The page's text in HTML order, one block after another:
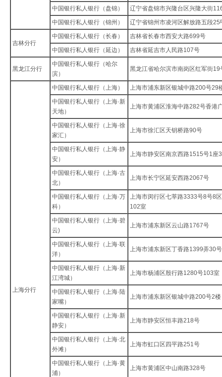
中国银行私人银行（盘锦）
辽宁省盘锦市兴隆台区兴隆大街
中国银行私人银行（锦州）
辽宁省锦州市凌河区解放路五段25
吉林分行
中国银行私人银行（长春）
吉林省长春市西安大路699号
中国银行私人银行（延边）
吉林省延吉市人民路107号
黑龙江分行
中国银行私人银行（哈尔
滨）
黑龙江省哈尔滨市南岗区红军街19
上海分行
中国银行私人银行（上海）
上海市浦东新区银城中路200号29
中国银行私人银行（上海·新
天地）
上海市黄浦区淮海中路282号香港
中国银行私人银行（上海·徐
家汇）
上海市徐汇区天钥桥路90号
中国银行私人银行（上海·静
安）
上海市静安区南京西路1515号1座
中国银行私人银行（上海·古
北）
上海市长宁区延安西路2067号
中国银行私人银行（上海·万
科）
上海市闵行区七莘路3333号8号8
102室
中国银行私人银行（上海·碧
云)
上海市浦东新区云山路1767号
中国银行私人银行（上海·联
洋）
上海市浦东新区丁香路1399弄30
中国银行私人银行（上海·新
江湾城）
上海市杨浦区殷行路1280号103室
中国银行私人银行（上海·陆
家嘴）
上海市浦东新区银城中路200号2楼
中国银行私人银行（上海·新
静安）
上海市静安区恒丰路218号
中国银行私人银行（上海·北
外滩）
上海市虹口区四平路251号
中国银行私人银行（上海·黄
浦）
上海市黄浦区中山南路328号